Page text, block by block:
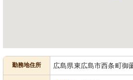
勤務地住所 広島県東広島市西条町御